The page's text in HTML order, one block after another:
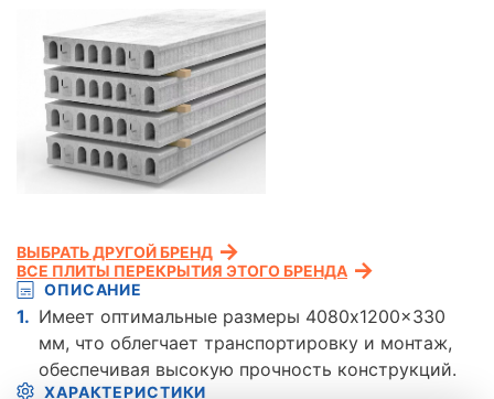
ОПИСАНИЕ
Имеет оптимальные размеры 4080x1200x330
мм, что облегчает транспортировку и монтаж,
обеспечивая высокую прочность конструкций.
ХАРАКТЕРИСТИКИ
ВЫБРАТЬ ДРУГОЙ БРЕНД
ВСЕ ПЛИТЫ ПЕРЕКРЫТИЯ ЭТОГО БРЕНДА